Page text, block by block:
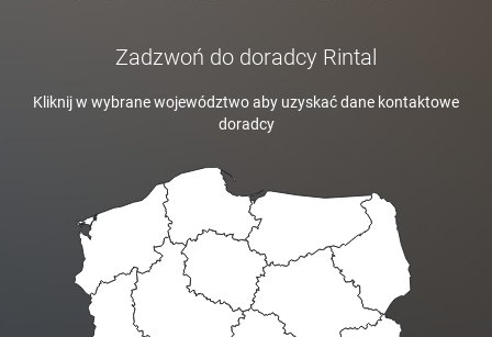
Zadzwoń do doradcy Rintal
Kliknij w wybrane województwo aby uzyskać dane kontaktowe
doradcy